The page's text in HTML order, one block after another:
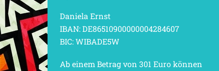
Daniela Ernst
IBAN: DE86510900000004284607
BIC: WIBADE5W
Ab einem Betrag von 301 Euro können